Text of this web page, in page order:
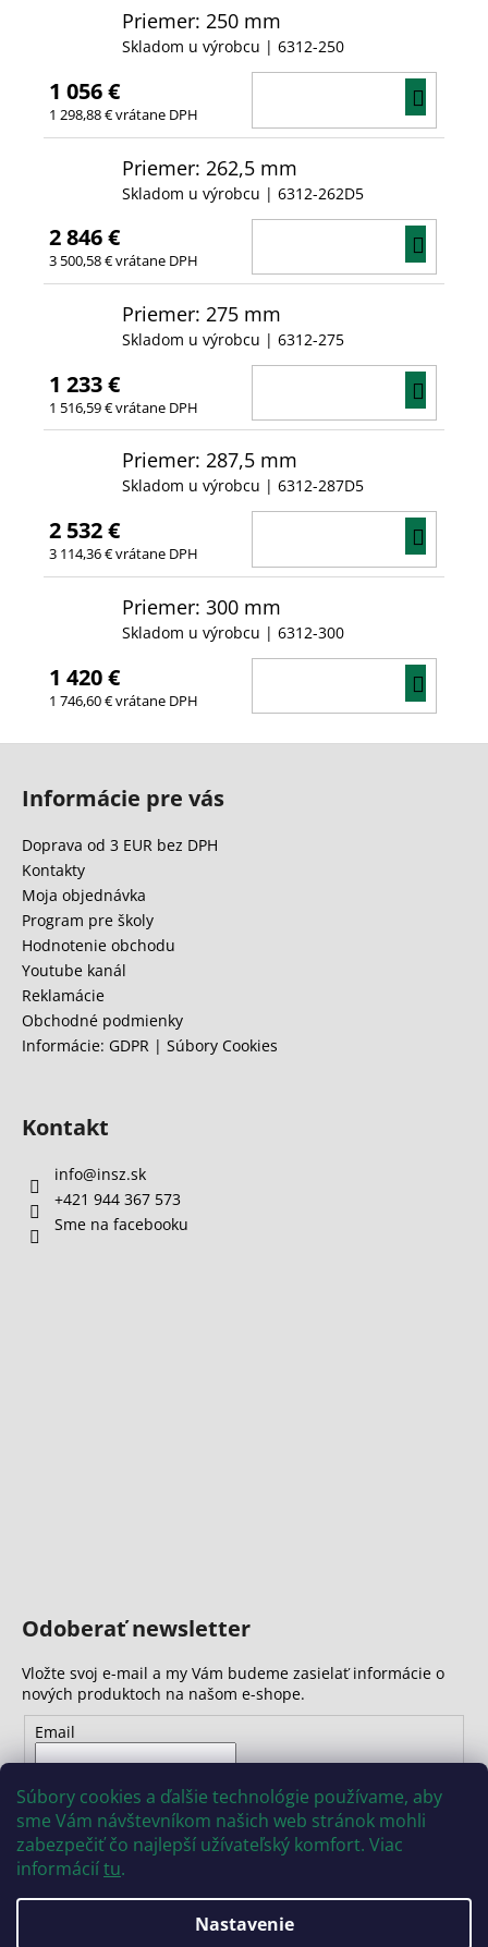
Súbory cookies a ďalšie technológie používame, aby
sme Vám návštevníkom našich web stránok mohli
zabezpečiť čo najlepší užívateľský komfort. Viac
informáciítu.
Nastavenie
Priemer: 250 mm
Skladom u výrobcu | 6312-250
1 056 €
1 298,88 € vrátane DPH
Priemer: 262,5 mm
Skladom u výrobcu | 6312-262D5
2 846 €
3 500,58 € vrátane DPH
Priemer: 275 mm
Skladom u výrobcu | 6312-275
1 233 €
1 516,59 € vrátane DPH
Priemer: 287,5 mm
Skladom u výrobcu | 6312-287D5
2 532 €
3 114,36 € vrátane DPH
Priemer: 300 mm
Skladom u výrobcu | 6312-300
1 420 €
1 746,60 € vrátane DPH
Informácie pre vás
Doprava od 3 EUR bez DPH
Kontakty
Moja objednávka
Program pre školy
Hodnotenie obchodu
Youtube kanál
Reklamácie
Obchodné podmienky
Informácie: GDPR | Súbory Cookies
Kontakt
info@insz.sk
+421 944 367 573
Sme na facebooku
Odoberať newsletter
Vložte svoj e-mail a my Vám budeme zasielať informácie o
nových produktoch na našom e-shope.
Email
osobných údajov
PRIHLÁSIŤ SA